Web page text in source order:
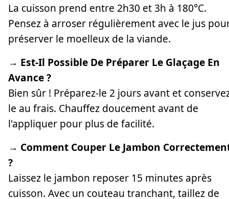
La cuisson prend entre 2h30 et 3h à 180°C.
Pensez à arroser régulièrement avec le jus
préserver le moelleux de la viande.
→ Est-Il Possible De Préparer Le Glaçage En
Avance ?
Bien sûr ! Préparez-le 2 jours avant et
le au frais. Chauffez doucement avant de
l'appliquer pour plus de facilité.
→ Comment Couper Le Jambon
?
Laissez le jambon reposer 15 minutes après
cuisson. Avec un couteau tranchant, taillez de